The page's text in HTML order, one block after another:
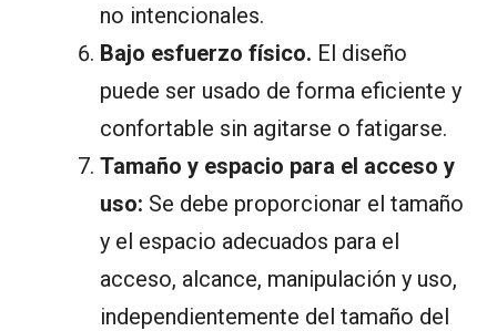
no intencionales.
Bajo esfuerzo físico. El diseño
puede ser usado de forma eficiente y
confortable sin agitarse o fatigarse.
Tamaño y espacio para el acceso y
uso: Se debe proporcionar el tamaño
y el espacio adecuados para el
acceso, alcance, manipulación y uso,
independientemente del tamaño del